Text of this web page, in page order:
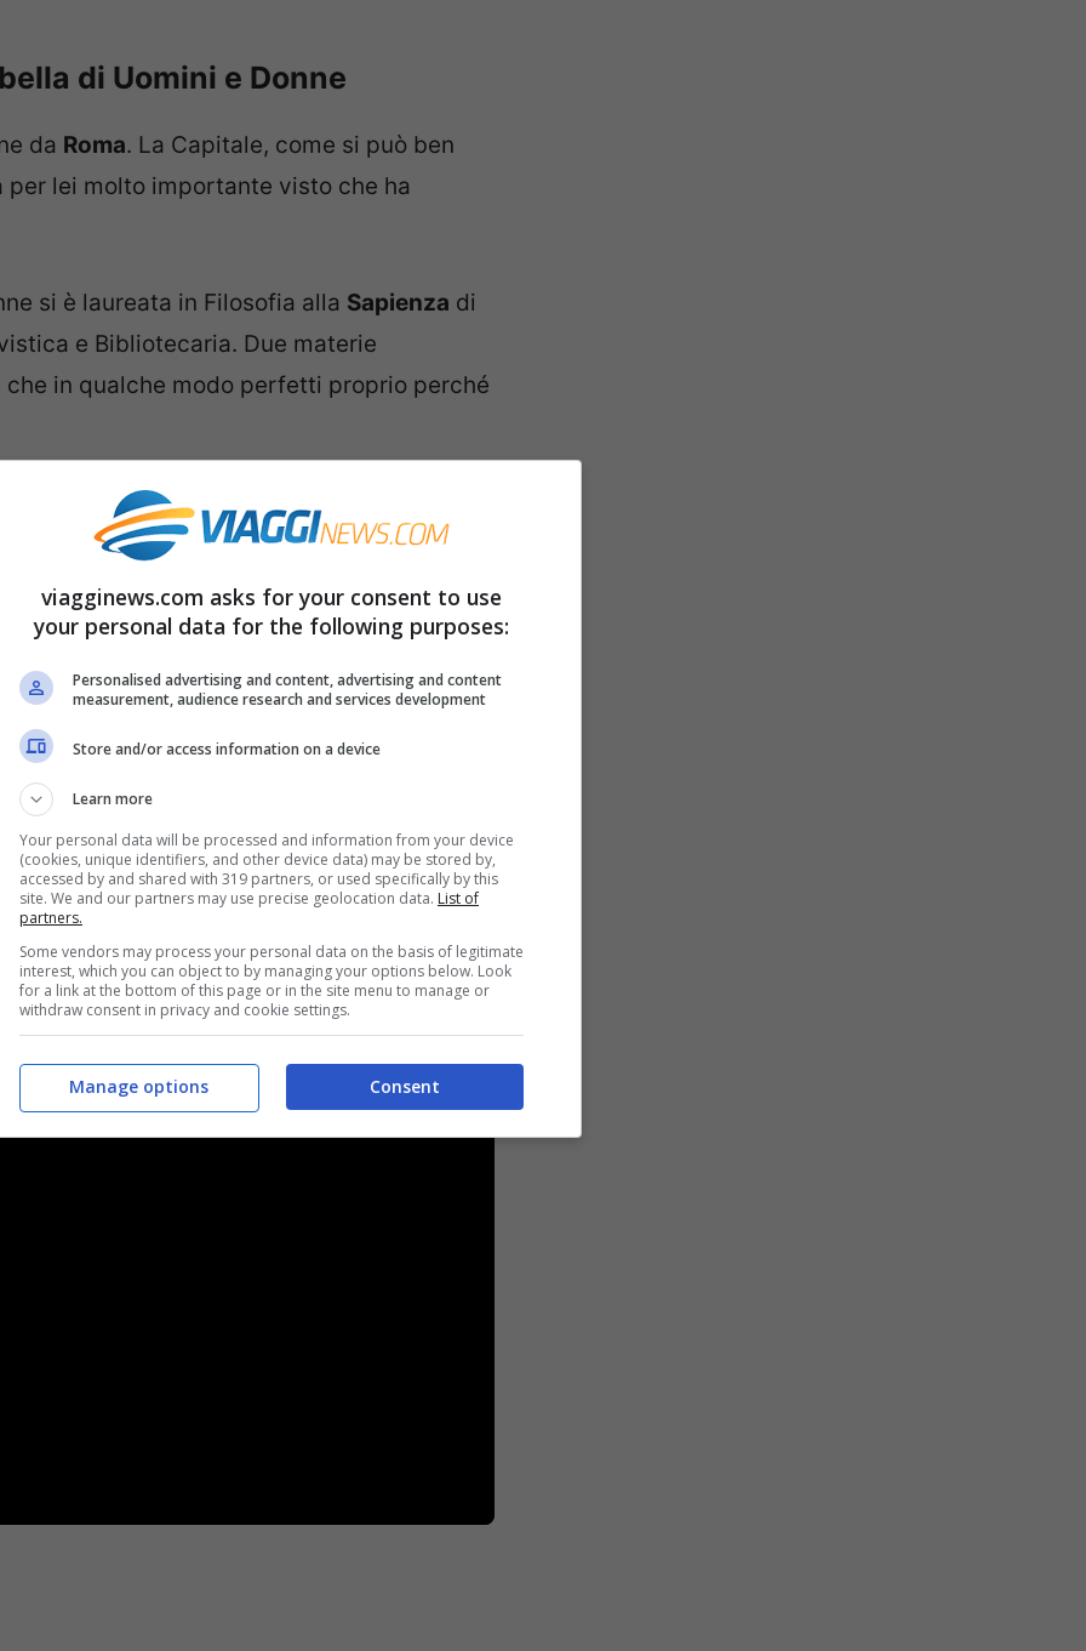
di Uomini e Donne
da Roma. La Capitale, come si può ben
lei molto importante visto che ha
si è laureata in Filosofia alla Sapienza di
e Bibliotecaria. Due materie
in qualche modo perfetti proprio perché
di 15 anni
mistero. A Uomini e Donne Isabella Ricci ha
d’amore, con unmatrimoniodurato ben
il
compagno giusto e quindi ha deciso di
e Donne?
e Donne, ha lasciato Roma e vive a
vita ad una azienda che si occupa di cibo,
Pet Village.
viagginews.com asks for your consent to use
your personal data for the following purposes:
Personalised advertising and content, advertising and content
measurement, audience research and services development
Store and/or access information on a device
Learn more
Your personal data will be processed and information from your device
(cookies, unique identifiers, and other device data) may be stored by,
accessed by and shared with 319 partners, or used specifically by this
site. We and our partners may use precise geolocation data. List of
partners.
Some vendors may process your personal data on the basis of legitimate
interest, which you can object to by managing your options below. Look
for a link at the bottom of this page or in the site menu to manage or
withdraw consent in privacy and cookie settings.
Consent
Manage options